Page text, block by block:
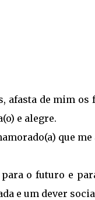
afasta de mim os
e alegre.
que
o futuro e
e um dever